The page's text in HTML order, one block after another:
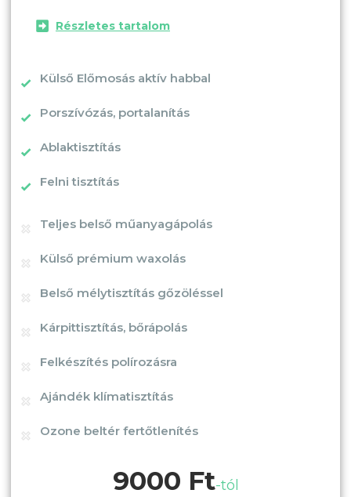
Részletes tartalom
Külső Előmosás aktív habbal
Porszívózás, portalanítás
Ablaktisztítás
Felni tisztítás
Teljes belső műanyagápolás
Külső prémium waxolás
Belső mélytisztítás gőzöléssel
Kárpittisztítás, bőrápolás
Felkészítés polírozásra
Ajándék klímatisztítás
Ozone beltér fertőtlenítés
9000 Ft-tól